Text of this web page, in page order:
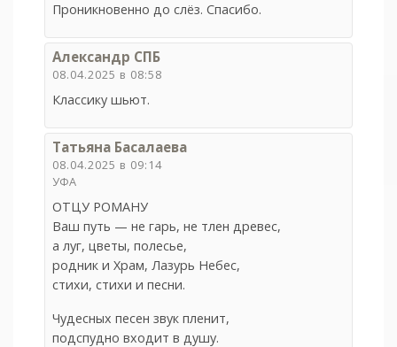
Проникновенно до слёз. Спасибо.
Александр СПБ
08.04.2025 в 08:58
Классику шьют.
Татьяна Басалаева
08.04.2025 в 09:14
УФА
ОТЦУ РОМАНУ
Ваш путь — не гарь, не тлен древес,
а луг, цветы, полесье,
родник и Храм, Лазурь Небес,
стихи, стихи и песни.
Чудесных песен звук пленит,
подспудно входит в душу.